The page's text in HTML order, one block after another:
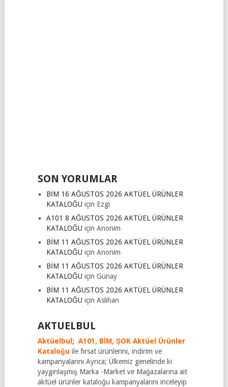
SON YORUMLAR
BİM 16 AĞUSTOS 2026 AKTÜEL ÜRÜNLER
KATALOĞU için Ezgi
A101 8 AĞUSTOS 2026 AKTÜEL ÜRÜNLER
KATALOĞU için Anonim
BİM 11 AĞUSTOS 2026 AKTÜEL ÜRÜNLER
KATALOĞU için Anonim
BİM 11 AĞUSTOS 2026 AKTÜEL ÜRÜNLER
KATALOĞU için Günay
BİM 11 AĞUSTOS 2026 AKTÜEL ÜRÜNLER
KATALOĞU için Aslıhan
AKTUELBUL
Aktüelbul ; A101, BİM, ŞOK Aktüel Ürünler
Kataloğu ile fırsat ürünlerini, indirim ve
kampanyalarını Ayrıca; Ülkemiz genelinde ki
yaygınlaşmış Marka -Market ve Mağazalarına ait
aktüel ürünler kataloğu kampanyalarını inceleyip